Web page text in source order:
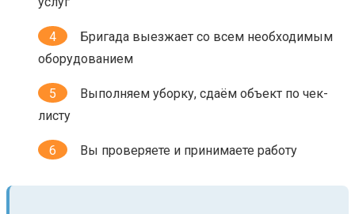
Бригада выезжает со всем необходимым
оборудованием
Выполняем уборку, сдаём объект по чек-
листу
Вы проверяете и принимаете работу